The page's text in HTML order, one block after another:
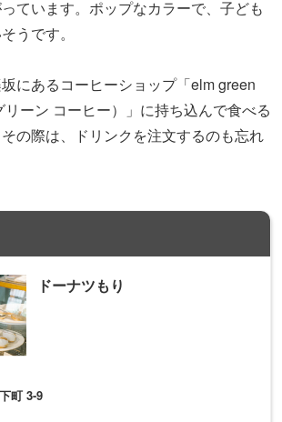
ています。ポップなカラーで、子ども
うです。
にあるコーヒーショップ「elm green
ーン コーヒー）」に持ち込んで食べる
の際は、ドリンクを注文するのも忘れ
ドーナツもり
町 3-9